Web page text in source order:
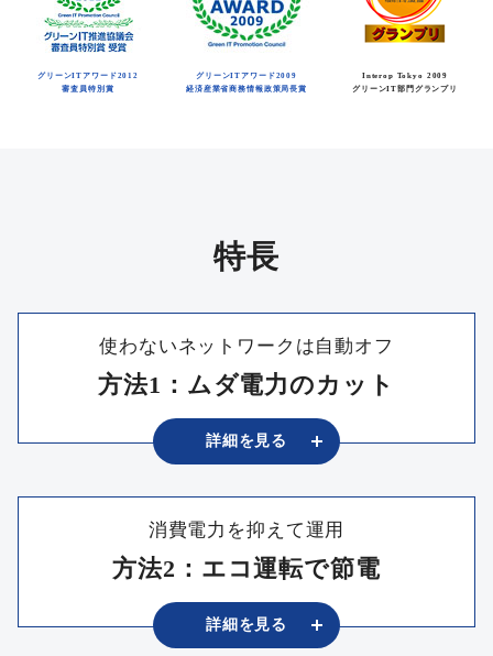
グリーンITアワード2012
審査員特別賞
グリーンITアワード2009
経済産業省商務情報政策局長賞
Interop Tokyo 2009
グリーンIT部門グランプリ
特長
使わないネットワークは自動オフ
方法1：ムダ電力のカット
詳細を⾒る
消費電力を抑えて運用
方法2：エコ運転で節電
詳細を⾒る